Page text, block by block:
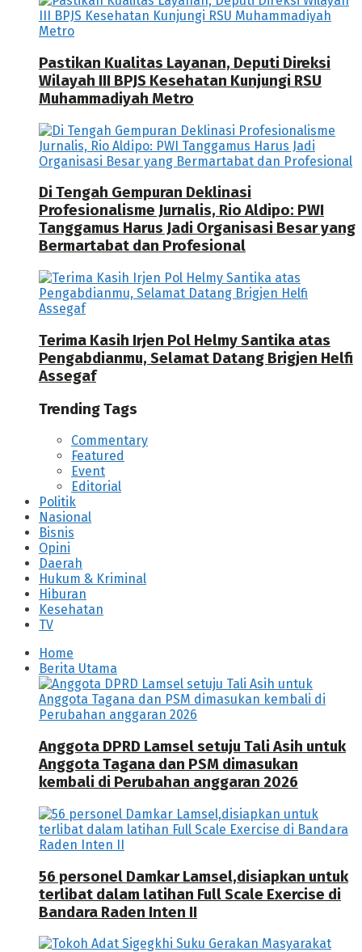
Pastikan Kualitas Layanan, Deputi Direksi
Wilayah III BPJS Kesehatan Kunjungi RSU
Muhammadiyah Metro
Di Tengah Gempuran Deklinasi
Profesionalisme Jurnalis, Rio Aldipo: PWI
Tanggamus Harus Jadi Organisasi Besar yang
Bermartabat dan Profesional
Terima Kasih Irjen Pol Helmy Santika atas
Pengabdianmu, Selamat Datang Brigjen Helfi
Assegaf
Trending Tags
Commentary
Featured
Event
Editorial
Politik
Nasional
Bisnis
Opini
Daerah
Hukum & Kriminal
Hiburan
Kesehatan
TV
Home
Berita Utama
Anggota DPRD Lamsel setuju Tali Asih untuk
Anggota Tagana dan PSM dimasukan
kembali di Perubahan anggaran 2026
56 personel Damkar Lamsel,disiapkan untuk
terlibat dalam latihan Full Scale Exercise di
Bandara Raden Inten II